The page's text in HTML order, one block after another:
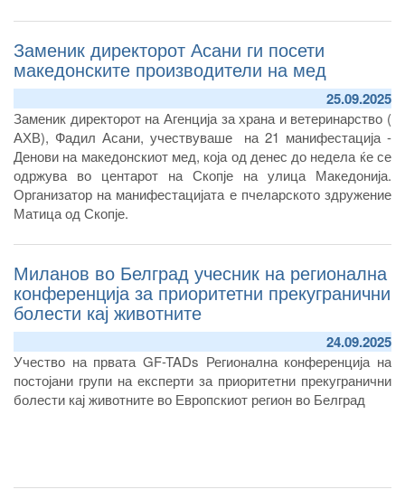
Заменик директорот Асани ги посети
македонските производители на мед
25.09.2025
Заменик директорот на Агенција за храна и ветеринарство (
АХВ), Фадил Асани, учествуваше на 21 манифестација -
Денови на македонскиот мед, која од денес до недела ќе се
одржува во центарот на Скопје на улица Македонија.
Организатор на манифестацијата е пчеларското здружение
Матица од Скопје.
Миланов во Белград учесник на регионална
конференција за приоритетни прекугранични
болести кај животните
24.09.2025
Учество на првата GF-TADs Регионална конференција на
постојани групи на експерти за приоритетни прекугранични
болести кај животните во Европскиот регион во Белград